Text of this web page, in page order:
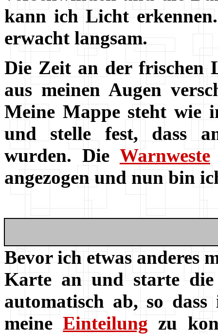
kann ich Licht
erwacht langsam.
Die Zeit an der frischen
aus meinen Augen
Meine Mappe steht wie
und stelle fest, dass
wurden. Die Warnweste
angezogen und nun bin
Bevor ich etwas anderes
Karte an und starte die
automatisch ab, so
meineEinteilung zu